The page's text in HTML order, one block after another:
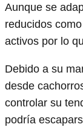
Aunque se
reducidos
activos por lo
Debido a su
desde
controlar su
podría